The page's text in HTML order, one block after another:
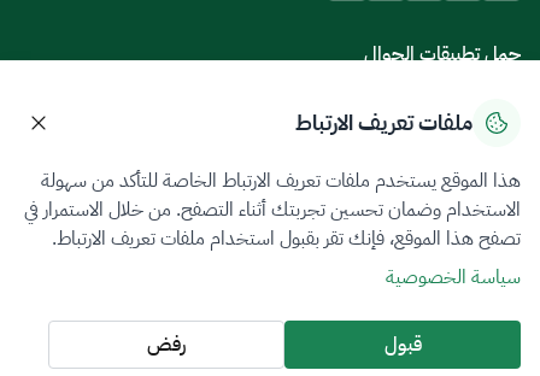
حمل تطبيقات الجوال
سياسة الخصوصيةشروط الاستخدامخريطة الموقع
جميع الحقوق محفوظة 2026 © ZATCA.GOV.SA
تم تطويره وصيانته بواسطة هيئة الزكاة والضريبة والجمارك
آخر تحديث للموقع في
ملفات تعريف الارتباط
هذا الموقع يستخدم ملفات تعريف الارتباط الخاصة للتأكد من سهولة
الاستخدام وضمان تحسين تجربتك أثناء التصفح. من خلال الاستمرار في
تصفح هذا الموقع، فإنك تقر بقبول استخدام ملفات تعريف الارتباط.
سياسة الخصوصية
قبول رفض